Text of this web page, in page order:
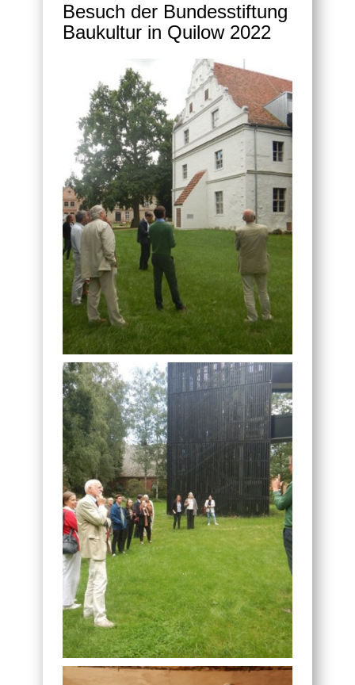
Besuch der Bundesstiftung
Baukultur in Quilow 2022